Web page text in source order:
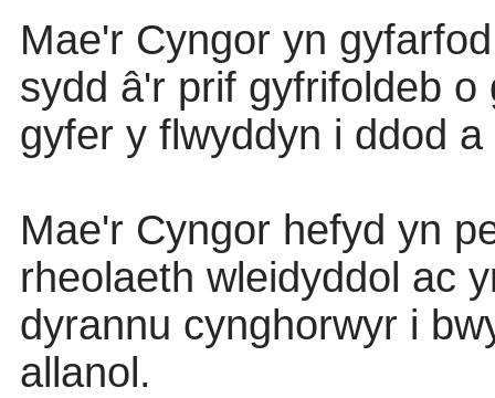
Mae'r Cyngor yn gyfarfod
sydd â'r prif gyfrifoldeb o
gyfer y flwyddyn i ddod a
Mae'r Cyngor hefyd yn
rheolaeth wleidyddol ac
dyrannu cynghorwyr i
allanol .